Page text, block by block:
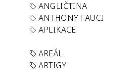
ANGLIČTINA
ANTHONY FAUCI
APLIKACE
AREÁL
ARTIGY